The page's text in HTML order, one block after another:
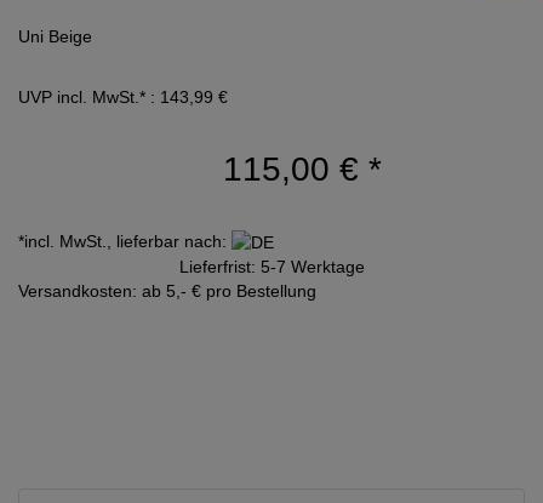
Uni Beige
UVP incl. MwSt.* : 143,99 €
115,00 € *
*incl. MwSt., lieferbar nach:
Lieferfrist: 5-7 Werktage
Versandkosten: ab 5,- € pro Bestellung